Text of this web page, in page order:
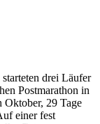
drei Läufer
Postmarathon in
Oktober, 29 Tage
einer fest